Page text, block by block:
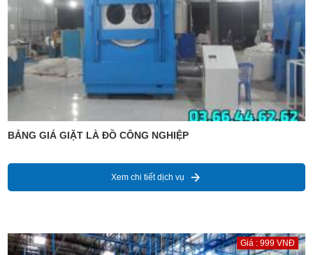
BẢNG GIÁ GIẶT LÀ ĐỒ CÔNG NGHIỆP
Xem chi tiết dịch vụ
Giá : 999 VNĐ